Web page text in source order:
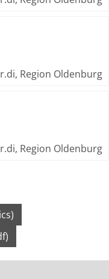
Region Oldenburg
Region Oldenburg